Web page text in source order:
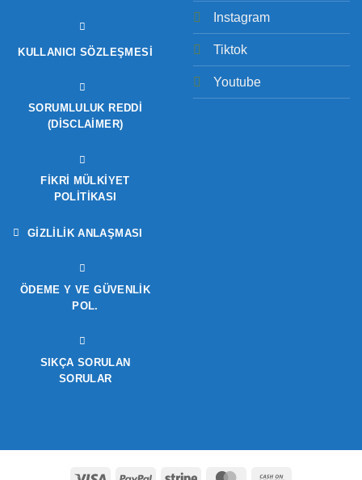
KULLANICI SÖZLEŞMESI
SORUMLULUK REDDI
(DISCLAIMER)
FIKRI MÜLKIYET
POLITIKASI
GIZLILIK ANLAŞMASI
ÖDEME Y VE GÜVENLIK
POL.
SIKÇA SORULAN
SORULAR
Instagram
Tiktok
Youtube